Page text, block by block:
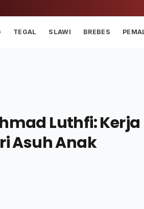
TEGAL SLAWI BREBES
Luthfi: Kerja
Asuh Anak